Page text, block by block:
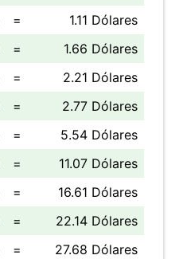
=
1.11 Dólares
=
1.66 Dólares
=
2.21 Dólares
=
2.77 Dólares
=
5.54 Dólares
=
11.07 Dólares
=
16.61 Dólares
=
22.14 Dólares
= 27.68 Dólares